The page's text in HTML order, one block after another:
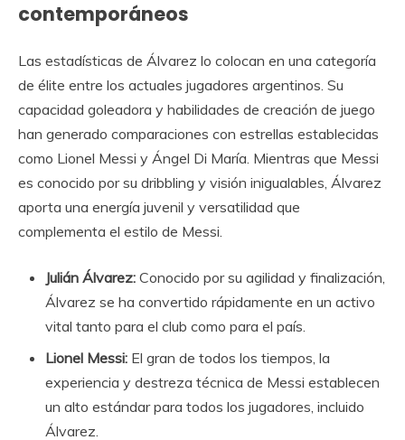
contemporáneos
Las estadísticas de Álvarez lo colocan en una categoría
de élite entre los actuales jugadores argentinos. Su
capacidad goleadora y habilidades de creación de juego
han generado comparaciones con estrellas establecidas
como Lionel Messi y Ángel Di María. Mientras que Messi
es conocido por su dribbling y visión inigualables, Álvarez
aporta una energía juvenil y versatilidad que
complementa el estilo de Messi.
Julián Álvarez: Conocido por su agilidad y finalización,
Álvarez se ha convertido rápidamente en un activo
vital tanto para el club como para el país.
Lionel Messi: El gran de todos los tiempos, la
experiencia y destreza técnica de Messi establecen
un alto estándar para todos los jugadores, incluido
Álvarez.